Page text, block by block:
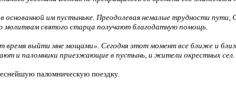
основанной им пустыньке. Преодолевая немалые трудности
молитвам святого старца получают благодатную помощь.
время выйти мне мощами». Сегодня этот момент все ближе и
и паломники приезжающие в пустынь, и жители окрестных сел.
паломническую поездку.